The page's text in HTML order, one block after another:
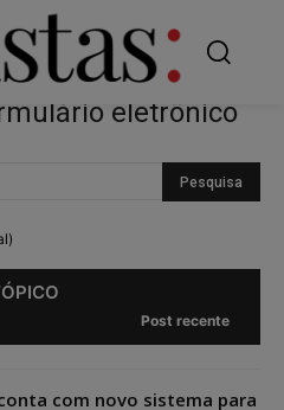
eletrônico
Post recente
com novo sistema para